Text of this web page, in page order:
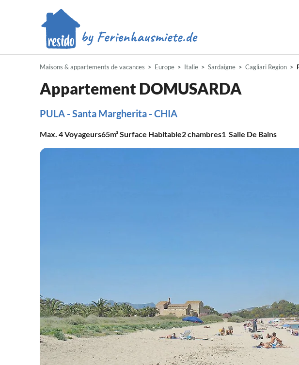
Maisons & appartements de vacances Europe Italie Sardaigne Cagliari Region
Appartement DOMUSARDA
PULA - Santa Margherita - CHIA
Max. 4Voyageurs65m²Surface Habitable2chambres1 Salle De Bains